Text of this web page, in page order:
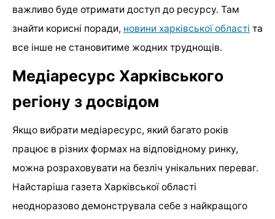
важливо буде отримати доступ до ресурсу. Там
знайти корисні поради, новини харківської області та
все інше не становитиме жодних труднощів.
Медіаресурс Харківського
регіону з досвідом
Якщо вибрати медіаресурс, який багато років
працює в різних формах на відповідному ринку,
можна розраховувати на безліч унікальних переваг.
Найстаріша газета Харківської області
неодноразово демонструвала себе з найкращого